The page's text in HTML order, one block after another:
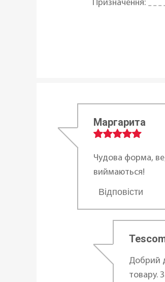
Призначення:
Висота (см):
Ширина:
Статус товару:
Країна
Маргарита
Чудова форма,
виймаються!
...Відповісти
Добрий
товару.